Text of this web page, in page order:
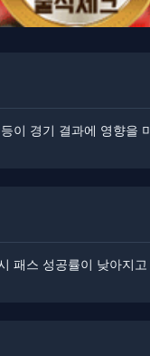
경기 결과에 영향을
스 성공률이 낮아지